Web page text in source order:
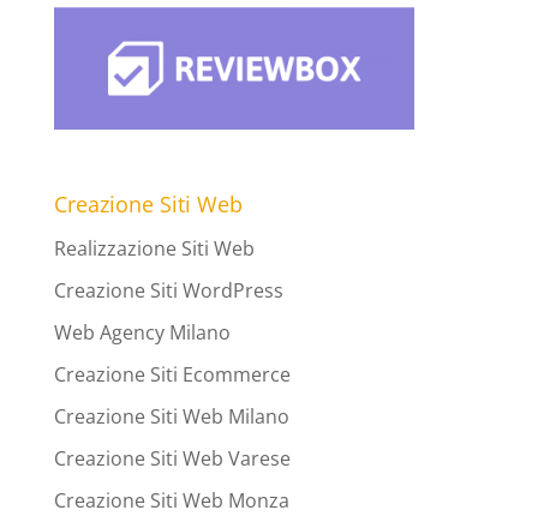
Creazione Siti Web
Realizzazione Siti Web
Creazione Siti WordPress
Web Agency Milano
Creazione Siti Ecommerce
Creazione Siti Web Milano
Creazione Siti Web Varese
Creazione Siti Web Monza